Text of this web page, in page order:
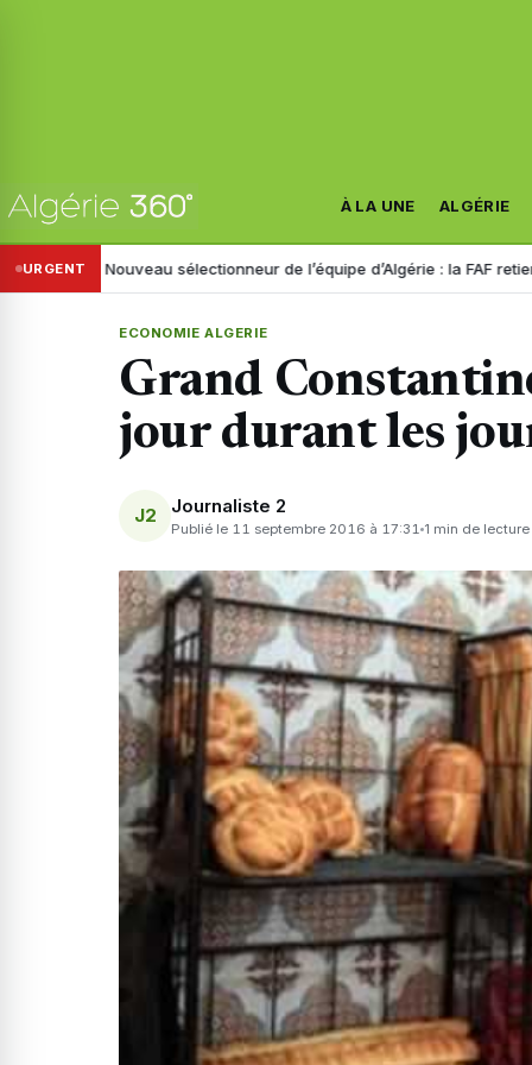
À LA UNE ALGÉRIE
URGENT
Nouveau sélectionneur de l’équipe d’Algérie : la FAF retient trois
ECONOMIE ALGERIE
Grand
jour durant les
J2 Journaliste 2
Publié le 11 septembre 2016 à 17:31 1 min de lecture